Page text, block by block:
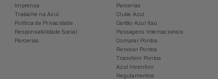
Imprensa
Trabalhe na Azul
Política de Privacidade
Responsabilidade Social
Parcerias
Parcerias
Clube Azul
Cartão Azul Itaú
Passagens Internacionais
Comprar Pontos
Renovar Pontos
Transferir Pontos
Azul Incentivo
Regulamentos